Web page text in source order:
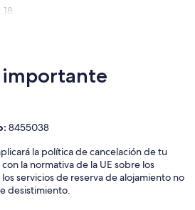
buen gusto, incluyendo armarios
las habitaciones.
a izquierda) Twin que comparte
con dormitorio 4
a derecha) Doble. Comparte un baño
8455038
la política de cancelación de tu
la normativa de la UE sobre los
servicios de reserva de alojamiento no
desistimiento.